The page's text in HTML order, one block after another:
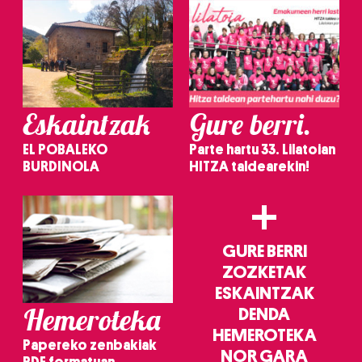
Eskaintzak
EL POBALEKO
BURDINOLA
Gure berri.
Parte hartu 33. Lilatoian
HITZA taldearekin!
Hemeroteka
Papereko zenbakiak
+
GURE BERRI
ZOZKETAK
ESKAINTZAK
DENDA
HEMEROTEKA
NOR GARA